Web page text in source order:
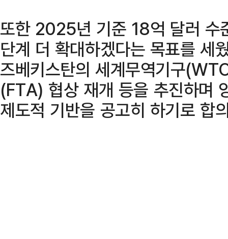
또한 2025년 기준 18억 달러 수
단계 더 확대하겠다는 목표를 세
즈베키스탄의 세계무역기구
(FTA) 협상 재개 등을 추진하며
제도적 기반을 공고히 하기로 합